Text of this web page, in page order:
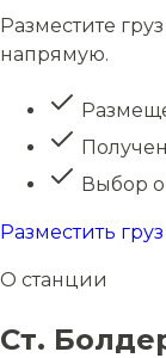
Разместите
напрямую.
Выбор
Разместить
О станции
Ст.